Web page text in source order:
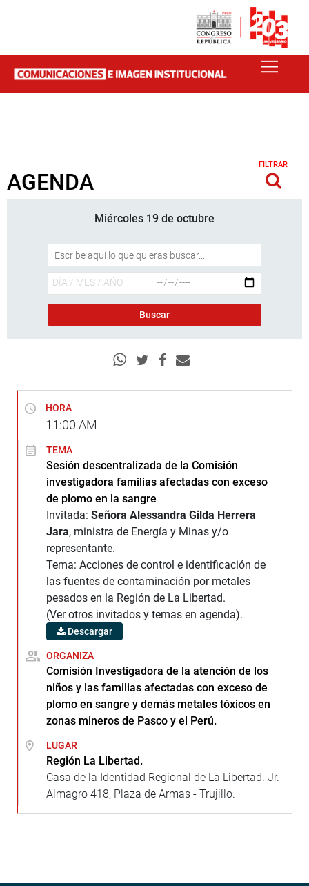
AGENDA
FILTRAR
Miércoles 19 de octubre
HORA
11:00 AM
TEMA
Sesión descentralizada de la Comisión
investigadora familias afectadas con exceso
de plomo en la sangre
Invitada: Señora Alessandra Gilda Herrera
Jara, ministra de Energía y Minas y/o
representante.
Tema: Acciones de control e identificación de
las fuentes de contaminación por metales
pesados en la Región de La Libertad.
(Ver otros invitados y temas en agenda).
Descargar
ORGANIZA
Comisión Investigadora de la atención de los
niños y las familias afectadas con exceso de
plomo en sangre y demás metales tóxicos en
zonas mineros de Pasco y el Perú.
LUGAR
Región La Libertad.
Casa de la Identidad Regional de La Libertad. Jr.
Almagro 418, Plaza de Armas - Trujillo.